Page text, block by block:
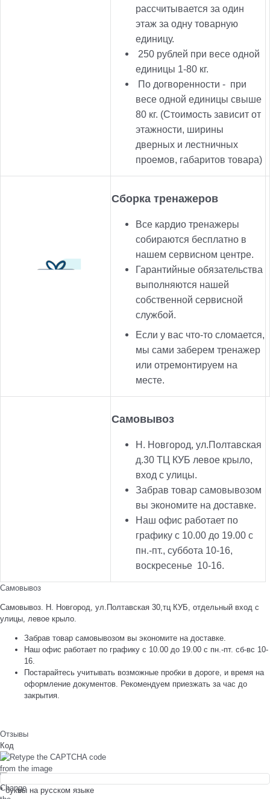
рассчитывается за один
этаж за одну товарную
единицу.
250 рублей при весе одной
единицы 1-80 кг.
По догворенности - при
весе одной единицы свыше
80 кг. (Стоимость зависит от
этажности, ширины
дверных и лестничных
проемов, габаритов товара)
Сборка тренажеров
Все кардио тренажеры
собираются бесплатно в
нашем сервисном центре.
Гарантийные обязательства
выполняются нашей
собственной сервисной
службой.
Если у вас что-то сломается,
мы сами заберем тренажер
или отремонтируем на
месте.
Самовывоз
Н. Новгород, ул.Полтавская
д.30 ТЦ КУБ левое крыло,
вход с улицы.
Забрав товар самовывозом
вы экономите на доставке.
Наш офис работает по
графику с 10.00 до 19.00 с
пн.-пт., суббота 10-16,
воскресенье 10-16.
Самовывоз
Самовывоз. Н. Новгород, ул.Полтавская 30,тц КУБ, отдельный вход с
улицы, левое крыло.
Забрав товар самовывозом вы экономите на доставке.
Наш офис работает по графику с 10.00 до 19.00 с пн.-пт. сб-вс 10-
16.
Постарайтесь учитывать возможные пробки в дороге, и время на
оформление документов. Рекомендуем приезжать за час до
закрытия.
Отзывы
Код
* буквы на русском языке